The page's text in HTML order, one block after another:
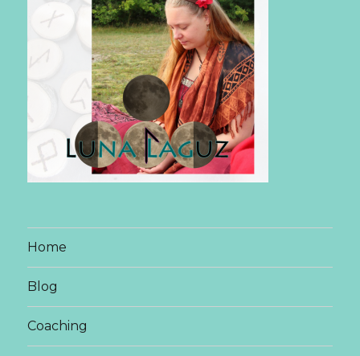
Home
Blog
Coaching